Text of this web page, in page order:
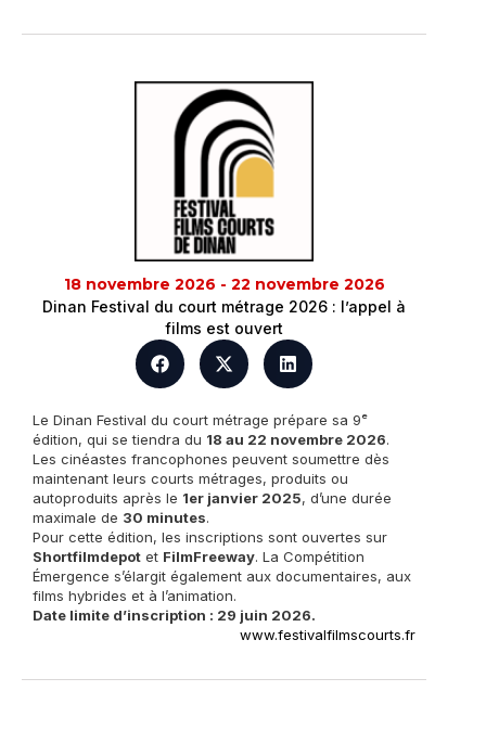
18 novembre 2026 - 22 novembre 2026
Dinan Festival du court métrage 2026 : l’appel à
films est ouvert
Le Dinan Festival du court métrage prépare sa 9ᵉ
édition, qui se tiendra du 18 au 22 novembre 2026.
Les cinéastes francophones peuvent soumettre dès
maintenant leurs courts métrages, produits ou
autoproduits après le 1er janvier 2025, d’une durée
maximale de 30 minutes.
Pour cette édition, les inscriptions sont ouvertes sur
Shortfilmdepot et FilmFreeway. La Compétition
Émergence s’élargit également aux documentaires, aux
films hybrides et à l’animation.
Date limite d’inscription : 29 juin 2026.
www.festivalfilmscourts.fr